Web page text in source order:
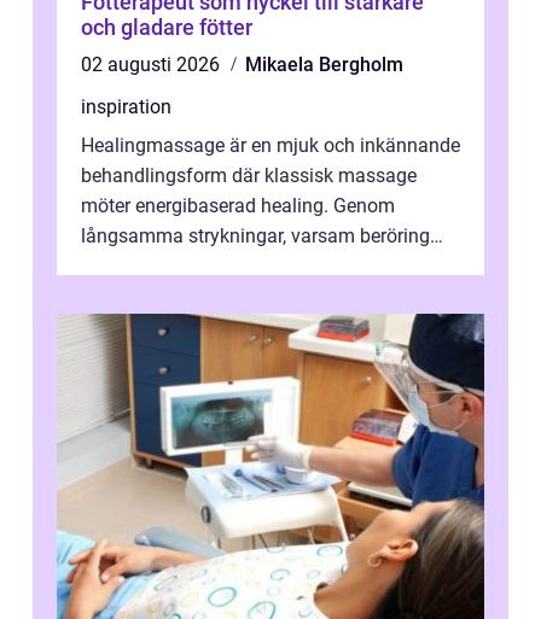
och gladare fötter
02 augusti 2026
Mikaela Bergholm
inspiration
Healingmassage är en mjuk och inkännande
behandlingsform där klassisk massage
möter energibaserad healing. Genom
långsamma strykningar, varsam beröring